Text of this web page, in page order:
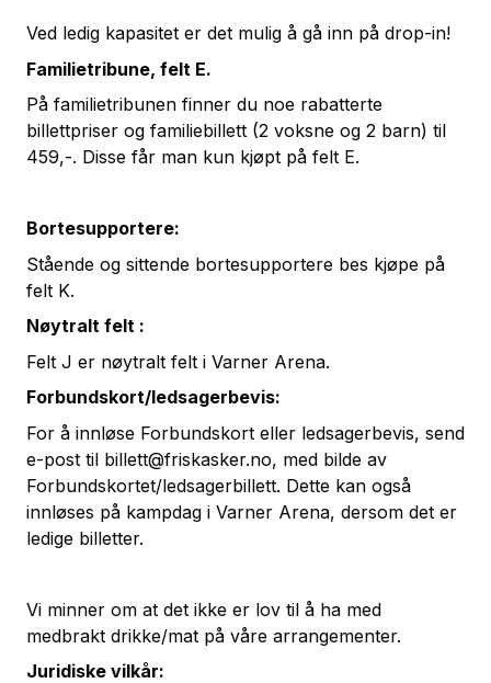
Ved ledig kapasitet er det mulig å gå inn på drop-in!
Familietribune, felt E.
På familietribunen finner du noe rabatterte
billettpriser og familiebillett (2 voksne og 2 barn) til
459,-. Disse får man kun kjøpt på felt E.
Bortesupportere:
Stående og sittende bortesupportere bes kjøpe på
felt K.
Nøytralt felt :
Felt J er nøytralt felt i Varner Arena.
Forbundskort/ledsagerbevis:
For å innløse Forbundskort eller ledsagerbevis, send
e-post til billett@friskasker.no, med bilde av
Forbundskortet/ledsagerbillett. Dette kan også
innløses på kampdag i Varner Arena, dersom det er
ledige billetter.
Vi minner om at det ikke er lov til å ha med
medbrakt drikke/mat på våre arrangementer.
Juridiske vilkår: